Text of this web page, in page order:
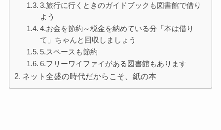
3.旅行に行くときのガイドブックも図書館で借り
よう
4.お金を節約～税金を納めている分「本は借り
て」ちゃんと回収しましょう
5.スペースも節約
6.フリーワイファイがある図書館もあります
ネット全盛の時代だからこそ、紙の本